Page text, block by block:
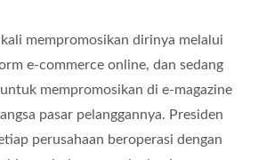
mempromosikan dirinya melalui
e-commerce online, dan sedang
mempromosikan di e-magazine
pasar pelanggannya. Presiden
perusahaan beroperasi dengan